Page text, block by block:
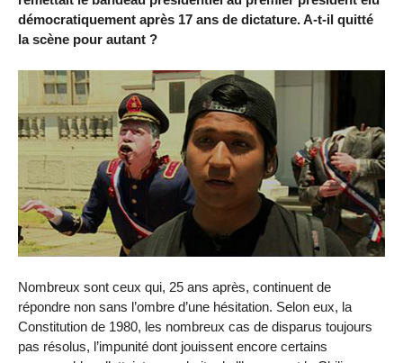
démocratiquement après 17 ans de dictature. A-t-il quitté
la scène pour autant ?
Nombreux sont ceux qui, 25 ans après, continuent de
répondre non sans l’ombre d’une hésitation. Selon eux, la
Constitution de 1980, les nombreux cas de disparus toujours
pas résolus, l’impunité dont jouissent encore certains